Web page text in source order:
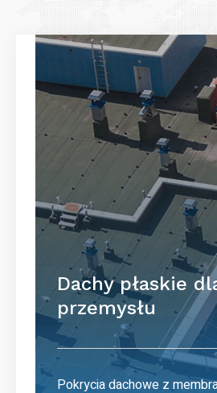
Dachy płaskie
przemysłu
Pokrycia dachowe z